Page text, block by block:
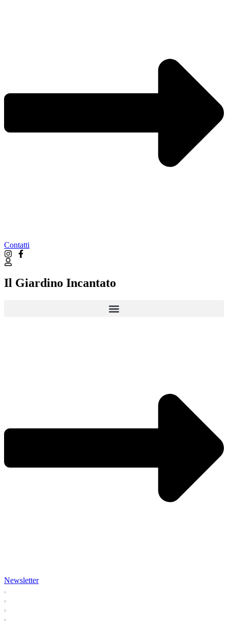
Contatti
Il Giardino Incantato
Newsletter